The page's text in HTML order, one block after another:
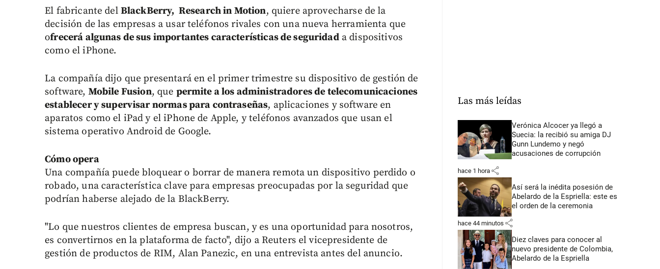
El fabricante del BlackBerry, Research in Motion, quiere aprovecharse de la
decisión de las empresas a usar teléfonos rivales con una nueva herramienta que
ofrecerá algunas de sus importantes características de seguridada dispositivos
como el iPhone.
La compañía dijo que presentará en el primer trimestre su dispositivo de gestión de
software, Mobile Fusion, que permite a los administradores de telecomunicaciones
establecer y supervisar normas para contraseñas, aplicaciones y software en
aparatos como el iPad y el iPhone de Apple, y teléfonos avanzados que usan el
sistema operativo Android de Google.
Cómo opera
Una compañía puede bloquear o borrar de manera remota un dispositivo perdido o
robado, una característica clave para empresas preocupadas por la seguridad que
podrían haberse alejado de la BlackBerry.
"Lo que nuestros clientes de empresa buscan, y es una oportunidad para nosotros,
es convertirnos en la plataforma de facto", dijo a Reuters el vicepresidente de
gestión de productos de RIM, Alan Panezic, en una entrevista antes del anuncio.
Las más leídas
Verónica Alcocer ya llegó a
Suecia: la recibió su amiga DJ
Gunn Lundemo y negó
acusaciones de corrupción
hace 1 hora share
Así será la inédita posesión de
Abelardo de la Espriella: este es
el orden de la ceremonia
hace 44 minutos share
Diez claves para conocer al
nuevo presidente de Colombia,
Abelardo de la Espriella